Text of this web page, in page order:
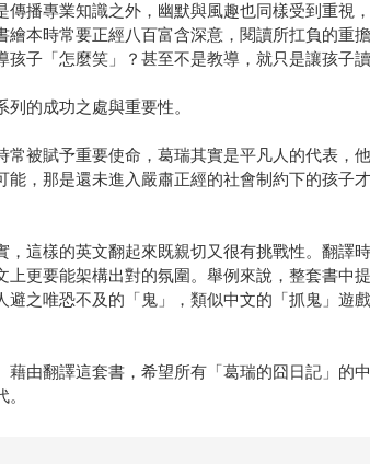
傳播專業知識之外，幽默與風趣也同樣受到重
繪本時常要正經八百富含深意，閱讀所扛負的
孩子「怎麼笑」？甚至不是教導，就只是讓孩子
的成功之處與重要性。
常被賦予重要使命，葛瑞其實是平凡人的代表
能，那是還未進入嚴肅正經的社會制約下的孩
這樣的英文翻起來既親切又很有挑戰性。翻譯
更要能架構出對的氛圍。舉例來說，整套書中
避之唯恐不及的「鬼」，類似中文的「抓鬼」遊
藉由翻譯這套書，希望所有「葛瑞的囧日記」